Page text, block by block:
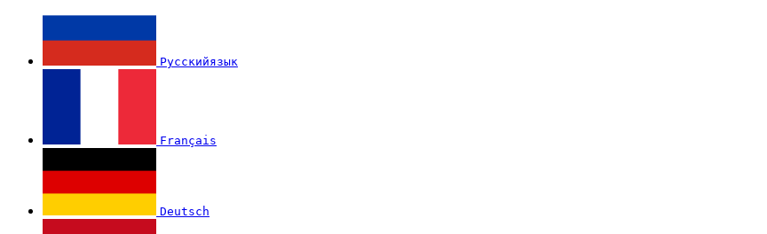
Русскийязык
Français
Deutsch